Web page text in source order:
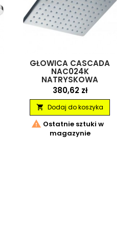
GŁOWICA CASCADA
NAC024K
NATRYSKOWA
KWADRATOWA DEANTE
Cena
380,62 zł
 Dodaj do koszyka
 Ostatnie sztuki w
magazynie